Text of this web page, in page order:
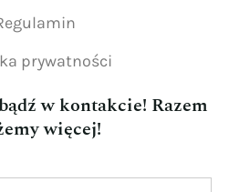
prywatności
w kontakcie! Razem
więcej!